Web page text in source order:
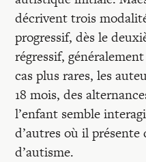
décrivent trois
progressif, dès le
régressif,
cas plus rares, les
18 mois, des
l’enfant semble
d’autres où il présente
d’autisme.